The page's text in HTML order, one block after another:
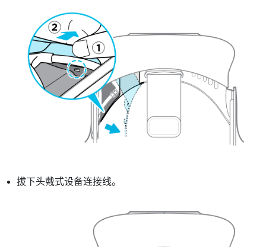
拔下头戴式设备连接线。